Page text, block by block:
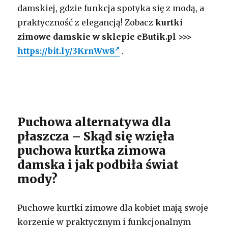
damskiej, gdzie funkcja spotyka się z modą, a
praktyczność z elegancją! Zobaczkurtki
zimowe damskie w sklepie eButik.pl >>>
https://bit.ly/3KrnWw8
.
Puchowa alternatywa dla
płaszcza – Skąd się wzięła
puchowa kurtka zimowa
damska i jak podbiła świat
mody?
Puchowe kurtki zimowe dla kobiet mają swoje
korzenie w praktycznym i funkcjonalnym